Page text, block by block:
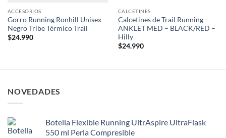
ACCESORIOS
Gorro Running Ronhill Unisex
Negro Tribe Térmico Trail
$24.990
CALCETINES
Calcetines de Trail Running –
ANKLET MED – BLACK/RED –
Hilly
$24.990
NOVEDADES
Botella Flexible Running UltrAspire UltraFlask
550 ml Perla Compresible